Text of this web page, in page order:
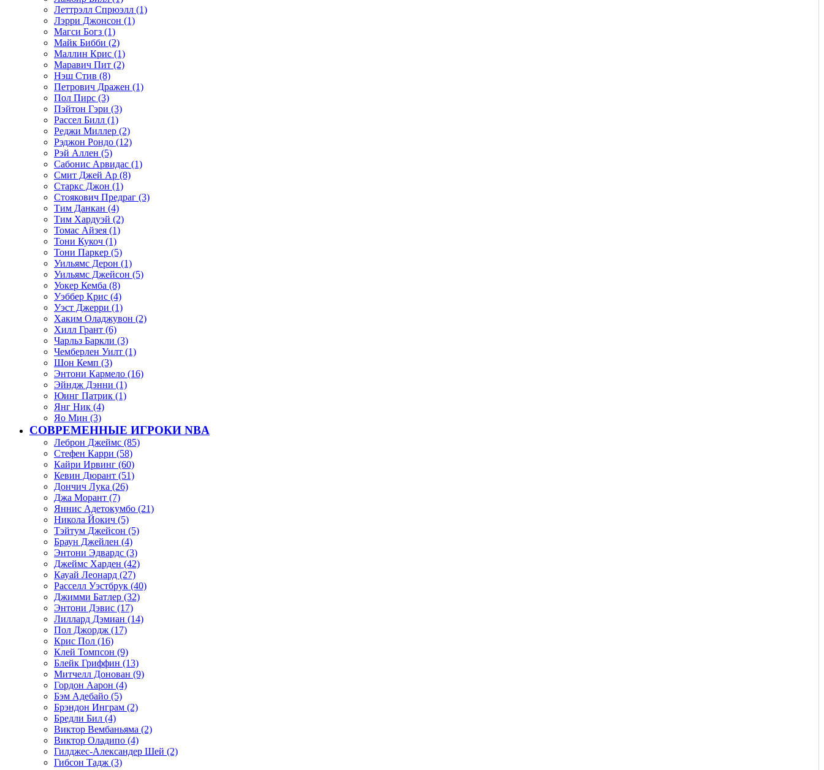
Леттрэлл Спрюэлл (1)
Лэрри Джонсон (1)
Магси Богз (1)
Майк Бибби (2)
Маллин Крис (1)
Маравич Пит (2)
Нэш Стив (8)
Петрович Дражен (1)
Пол Пирс (3)
Пэйтон Гэри (3)
Рассел Билл (1)
Реджи Миллер (2)
Рэджон Рондо (12)
Рэй Аллен (5)
Сабонис Арвидас (1)
Смит Джей Ар (8)
Старкс Джон (1)
Стоякович Предраг (3)
Тим Данкан (4)
Тим Хардуэй (2)
Томас Айзея (1)
Тони Кукоч (1)
Тони Паркер (5)
Уильямс Дерон (1)
Уильямс Джейсон (5)
Уокер Кемба (8)
Уэббер Крис (4)
Уэст Джерри (1)
Хаким Оладжувон (2)
Хилл Грант (6)
Чарльз Баркли (3)
Чемберлен Уилт (1)
Шон Кемп (3)
Энтони Кармело (16)
Эйндж Дэнни (1)
Юинг Патрик (1)
Янг Ник (4)
Яо Мин (3)
СОВРЕМЕННЫЕ ИГРОКИ NBA
Леброн Джеймс (85)
Стефен Карри (58)
Кайри Ирвинг (60)
Кевин Дюрант (51)
Дончич Лука (26)
Джа Морант (7)
Яннис Адетокумбо (21)
Никола Йокич (5)
Тэйтум Джейсон (5)
Браун Джейлен (4)
Энтони Эдвардс (3)
Джеймс Харден (42)
Кауай Леонард (27)
Расселл Уэстбрук (40)
Джимми Батлер (32)
Энтони Дэвис (17)
Лиллард Дэмиан (14)
Пол Джордж (17)
Крис Пол (16)
Клей Томпсон (9)
Блейк Гриффин (13)
Митчелл Донован (9)
Гордон Аарон (4)
Бэм Адебайо (5)
Брэндон Инграм (2)
Бредли Бил (4)
Виктор Вембаньяма (2)
Виктор Оладипо (4)
Гилджес-Александер Шей (2)
Гибсон Тадж (3)